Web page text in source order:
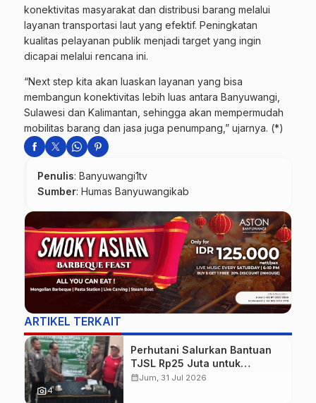
konektivitas masyarakat dan distribusi barang melalui
layanan transportasi laut yang efektif. Peningkatan
kualitas pelayanan publik menjadi target yang ingin
dicapai melalui rencana ini.
“Next step kita akan luaskan layanan yang bisa
membangun konektivitas lebih luas antara Banyuwangi,
Sulawesi dan Kalimantan, sehingga akan mempermudah
mobilitas barang dan jasa juga penumpang,” ujarnya. (*)
Penulis: Banyuwangi1tv
Sumber: Humas Banyuwangikab
ARTIKEL TERKAIT
photo_camera4
Perhutani Salurkan Bantuan
TJSL Rp25 Juta untuk
Perbaikan Jalan Warga
calendar_monthJum, 31 Jul 2026